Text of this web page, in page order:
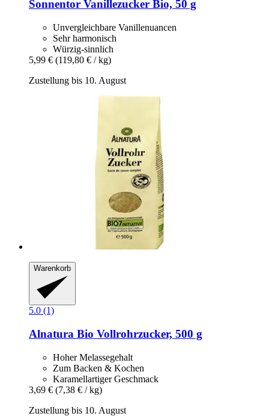
Sonnentor Vanillezucker Bio, 50 g
Unvergleichbare Vanillenuancen
Sehr harmonisch
Würzig-sinnlich
5,99 € (119,80 € / kg)
Zustellung bis 10. August
Warenkorb
5.0 (1)
Alnatura Bio Vollrohrzucker, 500 g
Hoher Melassegehalt
Zum Backen & Kochen
Karamellartiger Geschmack
3,69 € (7,38 € / kg)
Zustellung bis 10. August